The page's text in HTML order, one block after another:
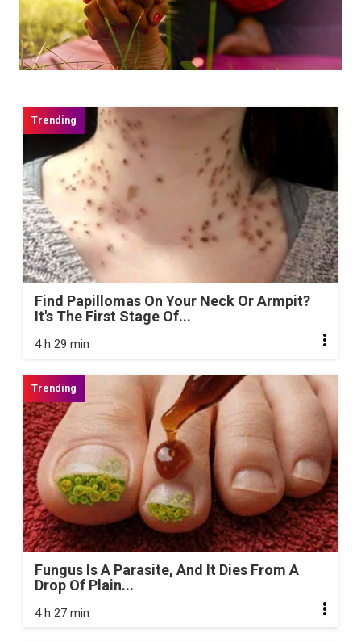
Find Papillomas On Your Neck Or Armpit?
It's The First Stage Of...
4 h 29 min
Fungus Is A Parasite, And It Dies From A
Drop Of Plain...
4 h 27 min